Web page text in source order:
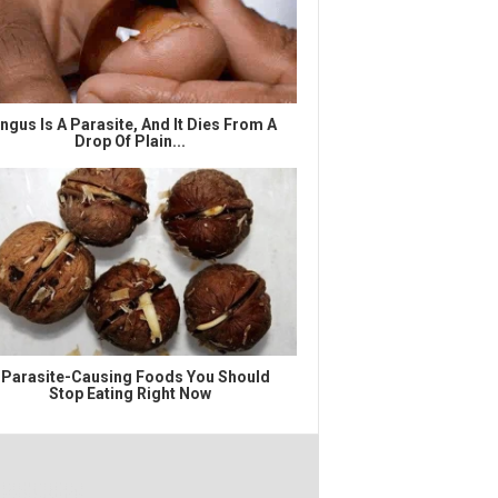
Is A Parasite, And It Dies From A
Drop Of Plain...
Causing Foods You Should
Stop Eating Right Now